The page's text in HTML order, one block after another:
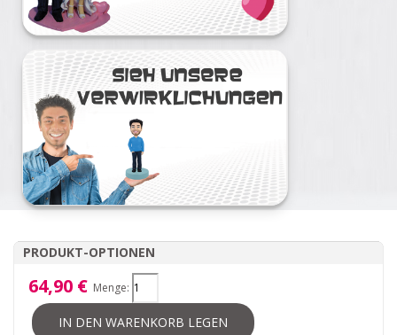
PRODUKT-OPTIONEN
64,90 € Menge:
IN DEN WARENKORB LEGEN